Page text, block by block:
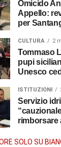
Omicido
Appello:
per
CULTURA 2
Tommaso
pupi
Unesco
ISTITUZIONI
Servizio
rimborsare
SOLO SU